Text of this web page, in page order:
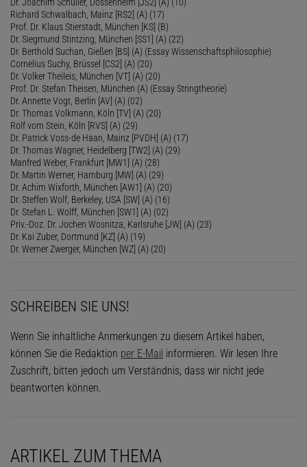
Richard Schwalbach, Mainz [RS2] (A) (17)
Prof. Dr. Klaus Stierstadt, München [KS] (B)
Dr. Siegmund Stintzing, München [SS1] (A) (22)
Dr. Berthold Suchan, Gießen [BS] (A) (Essay Wissenschaftsphilosophie)
Cornelius Suchy, Brüssel [CS2] (A) (20)
Dr. Volker Theileis, München [VT] (A) (20)
Prof. Dr. Stefan Theisen, München (A) (Essay Stringtheorie)
Dr. Annette Vogt, Berlin [AV] (A) (02)
Dr. Thomas Volkmann, Köln [TV] (A) (20)
Rolf vom Stein, Köln [RVS] (A) (29)
Dr. Patrick Voss-de Haan, Mainz [PVDH] (A) (17)
Dr. Thomas Wagner, Heidelberg [TW2] (A) (29)
Manfred Weber, Frankfurt [MW1] (A) (28)
Dr. Martin Werner, Hamburg [MW] (A) (29)
Dr. Achim Wixforth, München [AW1] (A) (20)
Dr. Steffen Wolf, Berkeley, USA [SW] (A) (16)
Dr. Stefan L. Wolff, München [SW1] (A) (02)
Priv.-Doz. Dr. Jochen Wosnitza, Karlsruhe [JW] (A) (23)
Dr. Kai Zuber, Dortmund [KZ] (A) (19)
Dr. Werner Zwerger, München [WZ] (A) (20)
SCHREIBEN SIE UNS!
Wenn Sie inhaltliche Anmerkungen zu diesem Artikel haben,
können Sie die Redaktion per E-Mail informieren. Wir lesen Ihre
Zuschrift, bitten jedoch um Verständnis, dass wir nicht jede
beantworten können.
ARTIKEL ZUM THEMA